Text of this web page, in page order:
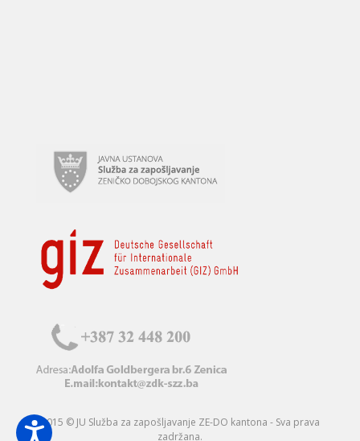
2015 © JU Služba za zapošljavanje ZE-DO kantona - Sva prava
zadržana.